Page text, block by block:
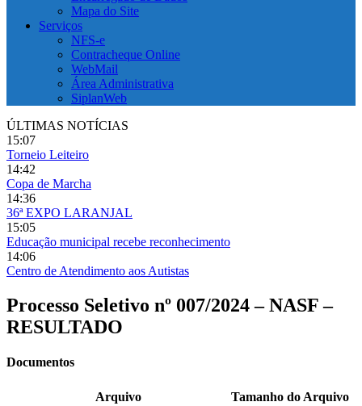
Mapa do Site
Serviços
NFS-e
Contracheque Online
WebMail
Área Administrativa
SiplanWeb
ÚLTIMAS NOTÍCIAS
15:07
Torneio Leiteiro
14:42
Copa de Marcha
14:36
36ª EXPO LARANJAL
15:05
Educação municipal recebe reconhecimento
14:06
Centro de Atendimento aos Autistas
Processo Seletivo nº 007/2024 – NASF –
RESULTADO
Documentos
Arquivo
Tamanho do Arquivo